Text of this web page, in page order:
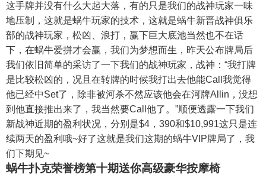
这手牌并没有什么大起大落，有的只是我们的战神玩家一味
地压制，这就是蜗牛玩家的技术，这就是蜗牛新晋战神俱乐
部的战神玩家，松凶、浪打，赢下巨大底池当然也不在话
下，在蜗牛爱拼才会赢，我们为梦想而生，昨天公布牌局后
我们依旧简单的采访了一下我们的战神玩家，战神：“我打牌
是比较松凶的，况且在转牌的时候我打出去他能Call我觉得
他已经中Set了，除非被河杀不然应该他会在河牌Allin，没想
到他直接推出来了，我当然要Call他了。”顺便透露一下我们
新战神近期的盈利状况，分别是$4，390和$10,991这只是连
续两天的盈利哦~好了这就是我们这期的蜗牛VIP牌局了，我
们下期见~
蜗牛扑克荣誉榜第十期送你高级豪华按摩椅